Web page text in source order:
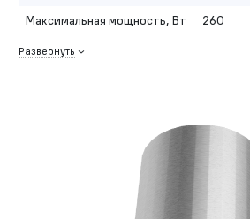
Максимальная мощность, Вт 260
Развернуть